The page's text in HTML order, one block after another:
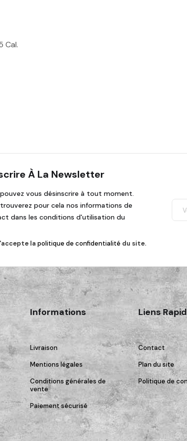
Cal.
À La Newsletter
vous désinscrire à tout moment.
pour cela nos informations de
dans les conditions d'utilisation du
la politique de confidentialité du site.
Informations
Livraison
Mentions légales
Conditions générales de
vente
Paiement sécurisé
Liens
Contact
Plan du site
Politique de